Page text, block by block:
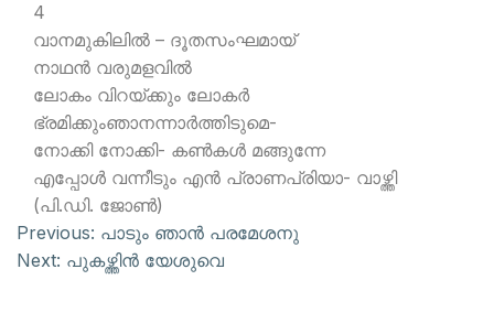
4
വാനമുകിലില്‍ – ദൂതസംഘമായ്
നാഥന്‍ വരുമളവില്‍
ലോകം വിറയ്ക്കും ലോകര്‍
ഭ്രമിക്കുംഞാനന്നാര്‍ത്തിടുമെ-
നോക്കി നോക്കി- കണ്‍കള്‍ മങ്ങുന്നേ
എപ്പോള്‍ വന്നീടും എന്‍ പ്രാണപ്രിയാ- വാഴ്ത്തി
(പി.ഡി. ജോണ്‍)
Previous: പാടും ഞാന്‍ പരമേശനു
Next: പുകഴ്ത്തിന്‍ യേശുവെ